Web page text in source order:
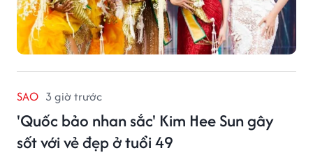
SAO 3 giờ trước
'Quốc bảo nhan sắc' Kim Hee Sun gây
sốt với vẻ đẹp ở tuổi 49